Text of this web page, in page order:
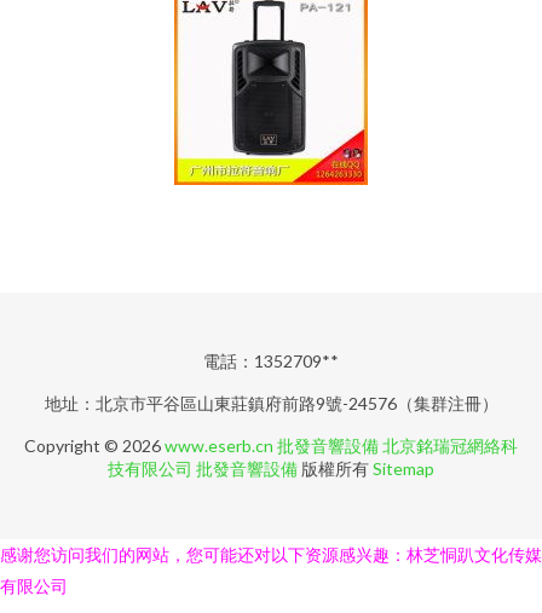
電話：1352709**
地址：北京市平谷區山東莊鎮府前路9號-24576（集群注冊）
Copyright © 2026www.eserb.cn 批發音響設備北京銘瑞冠網絡科
技有限公司 批發音響設備 版權所有Sitemap
感谢您访问我们的网站，您可能还对以下资源感兴趣：林芝恫趴文化传媒
有限公司